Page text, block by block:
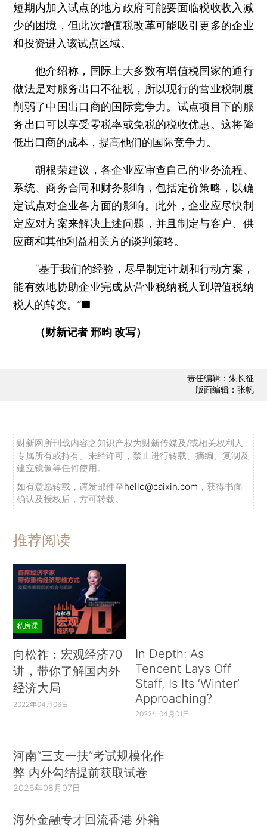
短期内加入试点的地方政府可能要面临税收收入减
少的困境，但此次增值税改革可能吸引更多的企业
和投资进入该试点区域。
他介绍称，国际上大多数有增值税国家的通行
做法是对服务出口不征税，所以现行的营业税制度
削弱了中国出口商的国际竞争力。试点项目下的服
务出口可以享受零税率或免税的税收优惠。这将降
低出口商的成本，提高他们的国际竞争力。
胡根荣建议，各企业应审查自己的业务流程、
系统、商务合同和财务影响，包括定价策略，以确
定试点对企业各方面的影响。此外，企业应尽快制
定应对方案来解决上述问题，并且制定与客户、供
应商和其他利益相关方的谈判策略。
“基于我们的经验，尽早制定计划和行动方案，
能有效地协助企业完成从营业税纳税人到增值税纳
税人的转变。”■
（财新记者 邢昀 改写）
责任编辑：朱长征
版面编辑：张帆
财新网所刊载内容之知识产权为财新传媒及/或相关权利人
专属所有或持有。未经许可，禁止进行转载、摘编、复制及
建立镜像等任何使用。
如有意愿转载，请发邮件至hello@caixin.com ，获得书面
确认及授权后，方可转载。
推荐阅读
私房课
向松祚：宏观经济70
讲，带你了解国内外
经济大局
2022年04月06日
In Depth: As
Tencent Lays Off
Staff, Is Its ‘Winter’
Approaching?
2022年04月01日
河南“三支一扶”考试规模化作
弊 内外勾结提前获取试卷
2026年08月07日
海外金融专才回流香港 外籍